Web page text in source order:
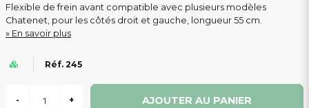
Flexible de frein avant compatible avec plusieurs modèles
Chatenet, pour les côtés droit et gauche, longueur 55 cm.
En savoir plus
Réf. 245
- + AJOUTER AU PANIER